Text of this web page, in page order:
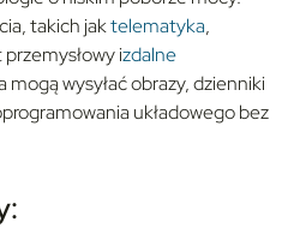
takich jaktelematyka,
izdalne
mogą wysyłać obrazy, dzienniki
układowego bez